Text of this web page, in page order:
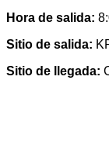
Hora de salida:
Sitio de salida:
Sitio de llegada: